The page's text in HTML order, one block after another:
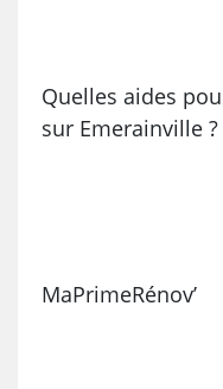
Quelles aides
sur Emerainville ?
MaPrimeRénov’